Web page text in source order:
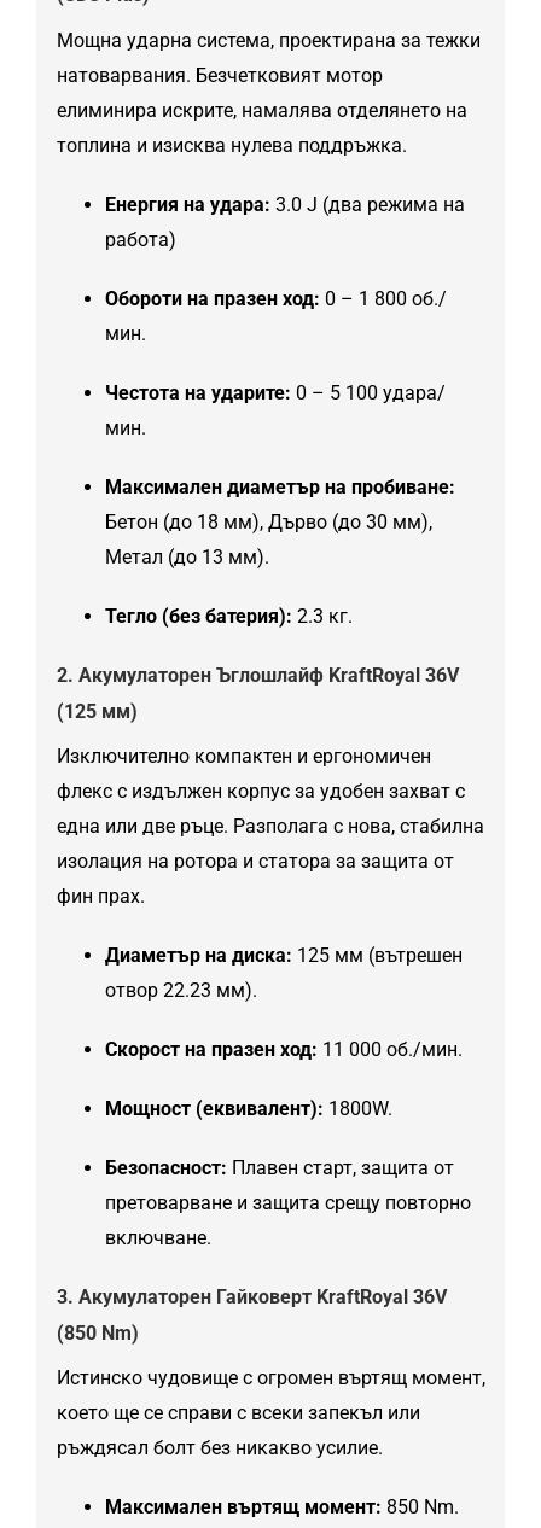
Мощна ударна система, проектирана за тежки
натоварвания. Безчетковият мотор
елиминира искрите, намалява отделянето на
топлина и изисква нулева поддръжка.
Енергия на удара: 3.0 J (два режима на
работа)
Обороти на празен ход: 0 – 1 800 об./
мин.
Честота на ударите: 0 – 5 100 удара/
мин.
Максимален диаметър на пробиване:
Бетон (до 18 мм), Дърво (до 30 мм),
Метал (до 13 мм).
Тегло (без батерия): 2.3 кг.
2. Акумулаторен Ъглошлайф KraftRoyal 36V
(125 мм)
Изключително компактен и ергономичен
флекс с издължен корпус за удобен захват с
една или две ръце. Разполага с нова, стабилна
изолация на ротора и статора за защита от
фин прах.
Диаметър на диска: 125 мм (вътрешен
отвор 22.23 мм).
Скорост на празен ход: 11 000 об./мин.
Мощност (еквивалент): 1800W.
Безопасност: Плавен старт, защита от
претоварване и защита срещу повторно
включване.
3. Акумулаторен Гайковерт KraftRoyal 36V
(850 Nm)
Истинско чудовище с огромен въртящ момент,
което ще се справи с всеки запекъл или
ръждясал болт без никакво усилие.
Максимален въртящ момент: 850 Nm.